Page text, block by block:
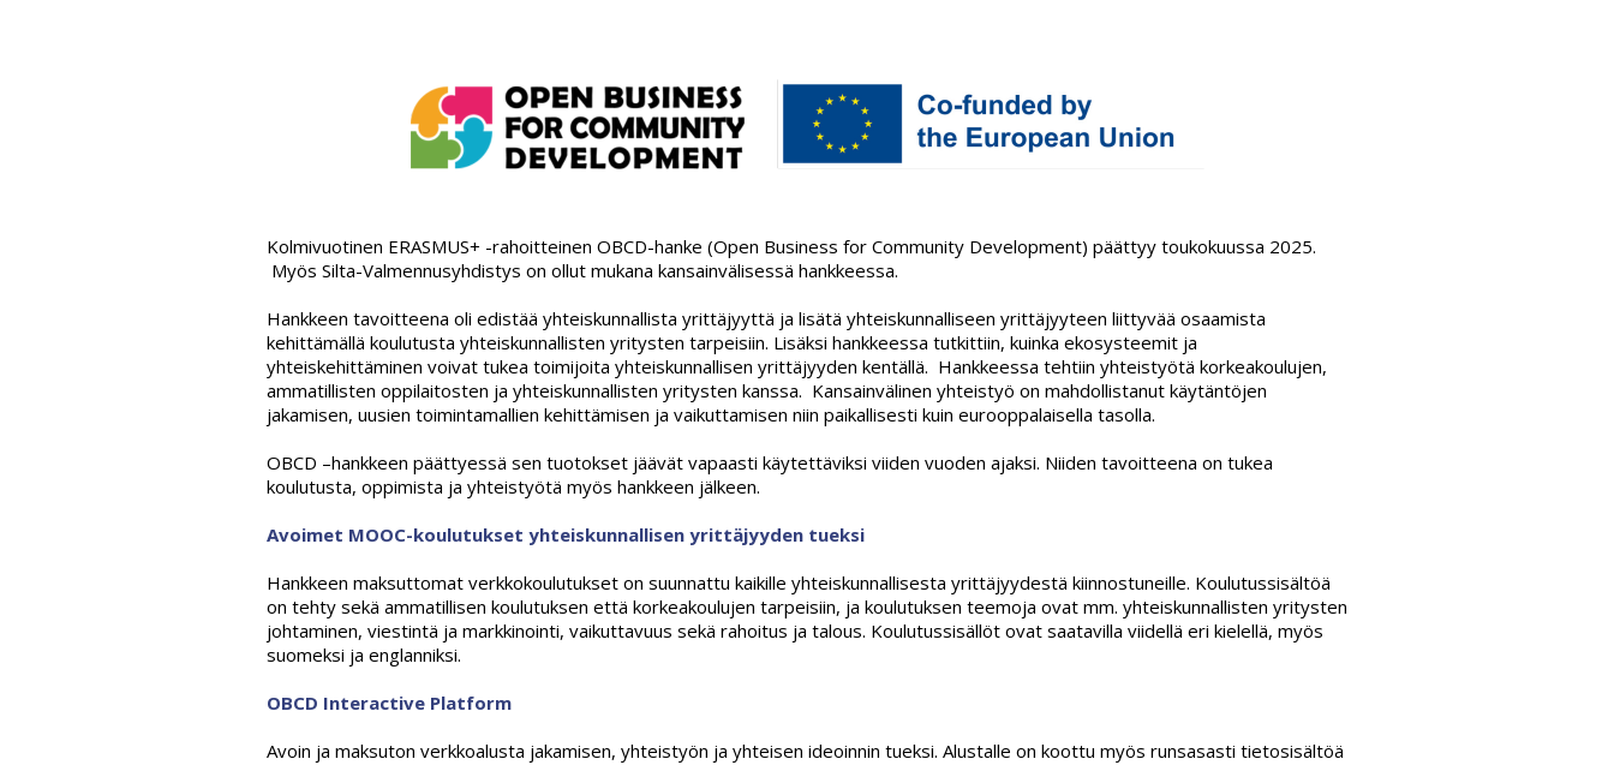
Kolmivuotinen ERASMUS+ -rahoitteinen OBCD-hanke (Open Business for Community Development) päättyy toukokuussa 2025.
Myös Silta-Valmennusyhdistys on ollut mukana kansainvälisessä hankkeessa.
Hankkeen tavoitteena oli edistää yhteiskunnallista yrittäjyyttä ja lisätä yhteiskunnalliseen yrittäjyyteen liittyvää osaamista
kehittämällä koulutusta yhteiskunnallisten yritysten tarpeisiin. Lisäksi hankkeessa tutkittiin, kuinka ekosysteemit ja
yhteiskehittäminen voivat tukea toimijoita yhteiskunnallisen yrittäjyyden kentällä. Hankkeessa tehtiin yhteistyötä korkeakoulujen,
ammatillisten oppilaitosten ja yhteiskunnallisten yritysten kanssa. Kansainvälinen yhteistyö on mahdollistanut käytäntöjen
jakamisen, uusien toimintamallien kehittämisen ja vaikuttamisen niin paikallisesti kuin eurooppalaisella tasolla.
OBCD –hankkeen päättyessä sen tuotokset jäävät vapaasti käytettäviksi viiden vuoden ajaksi. Niiden tavoitteena on tukea
koulutusta, oppimista ja yhteistyötä myös hankkeen jälkeen.
Avoimet MOOC-koulutukset yhteiskunnallisen yrittäjyyden tueksi
Hankkeen maksuttomat verkkokoulutukset on suunnattu kaikille yhteiskunnallisesta yrittäjyydestä kiinnostuneille. Koulutussisältöä
on tehty sekä ammatillisen koulutuksen että korkeakoulujen tarpeisiin, ja koulutuksen teemoja ovat mm. yhteiskunnallisten yritysten
johtaminen, viestintä ja markkinointi, vaikuttavuus sekä rahoitus ja talous. Koulutussisällöt ovat saatavilla viidellä eri kielellä, myös
suomeksi ja englanniksi.
OBCD Interactive Platform
Avoin ja maksuton verkkoalusta jakamisen, yhteistyön ja yhteisen ideoinnin tueksi. Alustalle on koottu myös runsasasti tietosisältöä